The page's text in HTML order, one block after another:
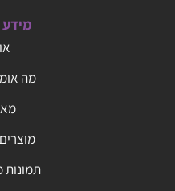
מידע
מה
תמונות